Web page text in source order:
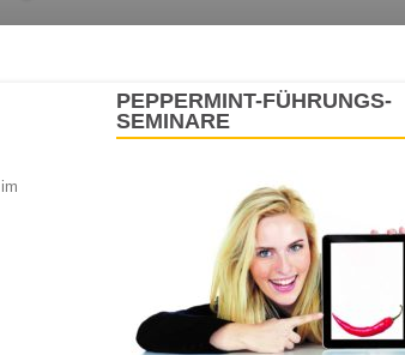
PEPPERMINT-FÜHRUNGS-
SEMINARE